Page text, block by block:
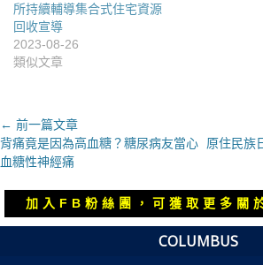
所持續輔導集合式住宅資源
回收宣導
2023-08-26
類似文章
文
章
導
覽
← 前一篇文章
上
一
章：
背痛竟是因為高血糖？糖尿病友當心
血糖性神經痛
下
文
章：
原住民族
加入FB粉絲團，可獲取更多關
COLUMBUS